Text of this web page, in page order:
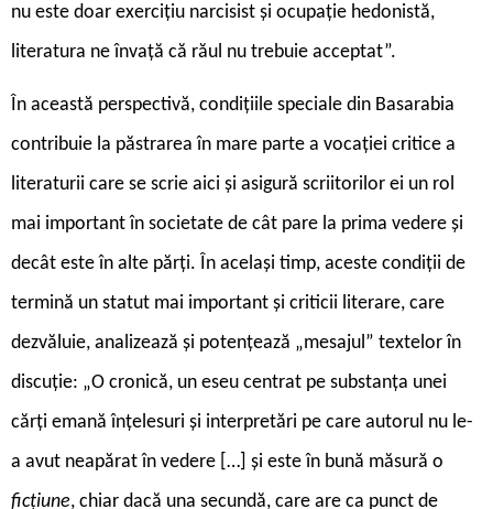
nu este doar exercițiu narcisist și ocupație hedonistă,
literatura ne învață că răul nu trebuie acceptat”.
În această perspectivă, condițiile speciale din Basarabia
contribuie la păstrarea în mare parte a vocației critice a
literaturii care se scrie aici și asigură scriitorilor ei un rol
mai important în societate de cât pare la prima vedere și
decât este în alte părți. În același timp, aceste condiții de
termină un statut mai important și criticii literare, care
dezvăluie, analizează și potențează „mesajul” textelor în
discuție: „O cronică, un eseu centrat pe substanța unei
cărți emană înțelesuri și interpretări pe care autorul nu le-
a avut neapărat în vedere […] și este în bună măsură o
ficțiune, chiar dacă una secundă, care are ca punct de